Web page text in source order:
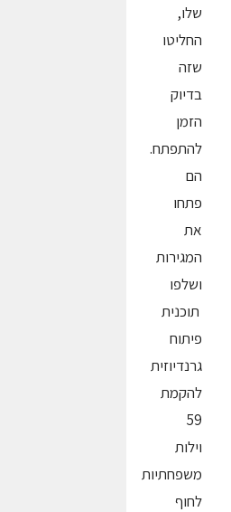
שלו,
החליטו
שזה
בדיוק
הזמן
להתפתח.
הם
פתחו
את
המגירות
ושלפו
תוכנית
פיתוח
גרנדיוזית
להקמת
59
וילות
משפחתיות
לחוף